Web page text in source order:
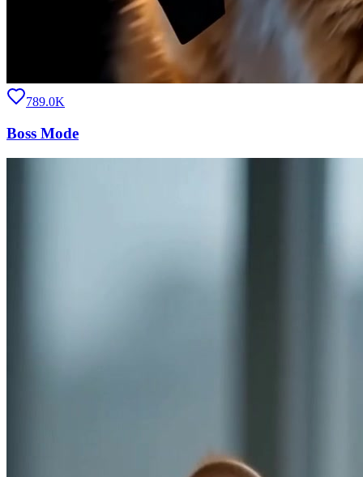
789.0K
Boss Mode